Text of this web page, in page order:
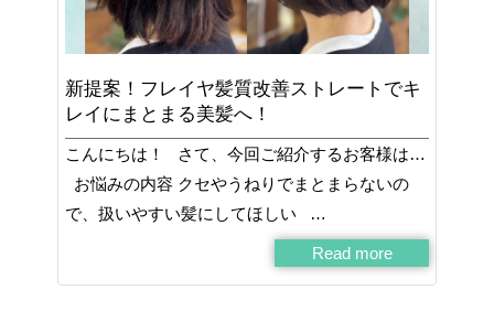
新提案！フレイヤ髪質改善ストレートでキ
レイにまとまる美髪へ！
こんにちは！ さて、今回ご紹介するお客様は…
お悩みの内容 クセやうねりでまとまらないの
で、扱いやすい髪にしてほしい …
Read more